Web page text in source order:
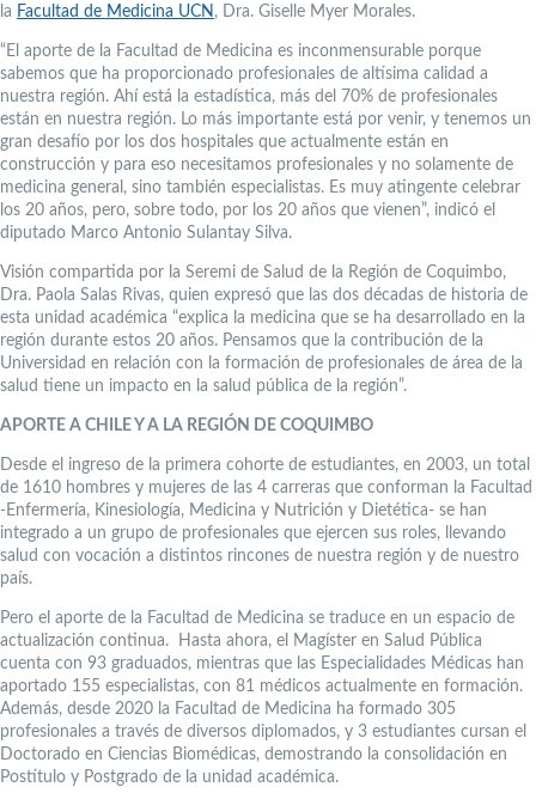
la Facultad de Medicina UCN , Dra. Giselle Myer Morales.
“El aporte de la Facultad de Medicina es inconmensurable porque
sabemos que ha proporcionado profesionales de altísima calidad a
nuestra región. Ahí está la estadística, más del 70% de profesionales
están en nuestra región. Lo más importante está por venir, y tenemos un
gran desafío por los dos hospitales que actualmente están en
construcción y para eso necesitamos profesionales y no solamente de
medicina general, sino también especialistas. Es muy atingente celebrar
los 20 años, pero, sobre todo, por los 20 años que vienen”, indicó el
diputado Marco Antonio Sulantay Silva.
Visión compartida por la Seremi de Salud de la Región de Coquimbo,
Dra. Paola Salas Rivas, quien expresó que las dos décadas de historia de
esta unidad académica “explica la medicina que se ha desarrollado en la
región durante estos 20 años. Pensamos que la contribución de la
Universidad en relación con la formación de profesionales de área de la
salud tiene un impacto en la salud pública de la región”.
APORTE A CHILE Y A LA REGIÓN DE COQUIMBO
Desde el ingreso de la primera cohorte de estudiantes, en 2003, un total
de 1610 hombres y mujeres de las 4 carreras que conforman la Facultad
-Enfermería, Kinesiología, Medicina y Nutrición y Dietética- se han
integrado a un grupo de profesionales que ejercen sus roles, llevando
salud con vocación a distintos rincones de nuestra región y de nuestro
país.
Pero el aporte de la Facultad de Medicina se traduce en un espacio de
actualización continua. Hasta ahora, el Magíster en Salud Pública
cuenta con 93 graduados, mientras que las Especialidades Médicas han
aportado 155 especialistas, con 81 médicos actualmente en formación.
Además, desde 2020 la Facultad de Medicina ha formado 305
profesionales a través de diversos diplomados, y 3 estudiantes cursan el
Doctorado en Ciencias Biomédicas, demostrando la consolidación en
Postítulo y Postgrado de la unidad académica.